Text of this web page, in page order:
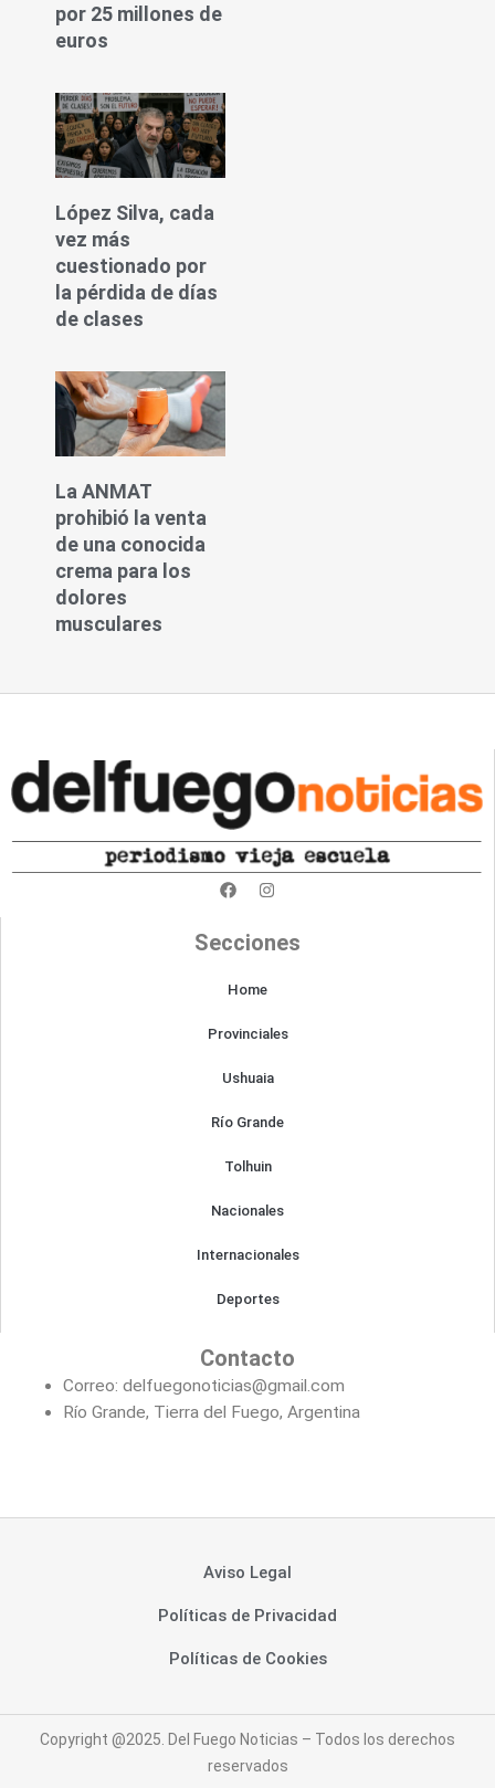
por 25 millones de
euros
López Silva, cada
vez más
cuestionado por
la pérdida de días
de clases
La ANMAT
prohibió la venta
de una conocida
crema para los
dolores
musculares
F
a
b
k
I
n
a
a
Secciones
Home
Provinciales
Ushuaia
Río Grande
Tolhuin
Nacionales
Internacionales
Deportes
Contacto
Correo: delfuegonoticias@gmail.com
Río Grande, Tierra del Fuego, Argentina
Aviso Legal
Políticas de Privacidad
Políticas de Cookies
Copyright @2025. Del Fuego Noticias – Todos los derechos
reservados